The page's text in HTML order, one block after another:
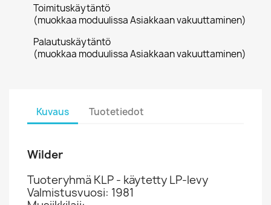
Toimituskäytäntö
(muokkaa moduulissa Asiakkaan vakuuttaminen)
Palautuskäytäntö
(muokkaa moduulissa Asiakkaan vakuuttaminen)
Kuvaus Tuotetiedot
Wilder
Tuoteryhmä KLP - käytetty LP-levy
Valmistusvuosi: 1981